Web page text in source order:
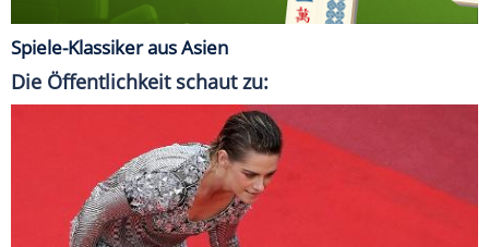
Spiele-Klassiker aus Asien
Die Öffentlichkeit schaut zu: